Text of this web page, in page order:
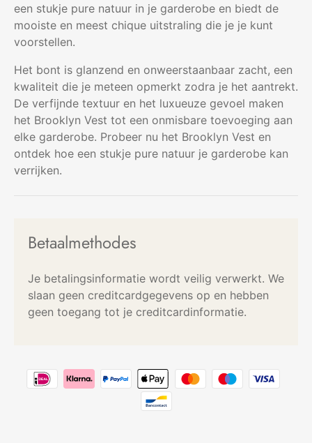
een stukje pure natuur in je garderobe en biedt de
mooiste en meest chique uitstraling die je je kunt
voorstellen.
Het bont is glanzend en onweerstaanbaar zacht, een
kwaliteit die je meteen opmerkt zodra je het aantrekt.
De verfijnde textuur en het luxueuze gevoel maken
het Brooklyn Vest tot een onmisbare toevoeging aan
elke garderobe. Probeer nu het Brooklyn Vest en
ontdek hoe een stukje pure natuur je garderobe kan
verrijken.
Betaalmethodes
Je betalingsinformatie wordt veilig verwerkt. We
slaan geen creditcardgegevens op en hebben
geen toegang tot je creditcardinformatie.